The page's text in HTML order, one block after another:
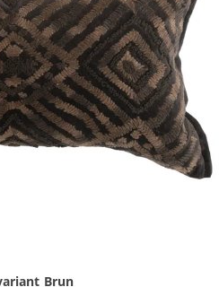
Brun